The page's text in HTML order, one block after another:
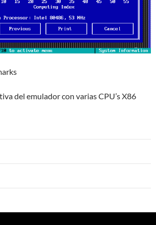
del emulador con varias CPU’s X86